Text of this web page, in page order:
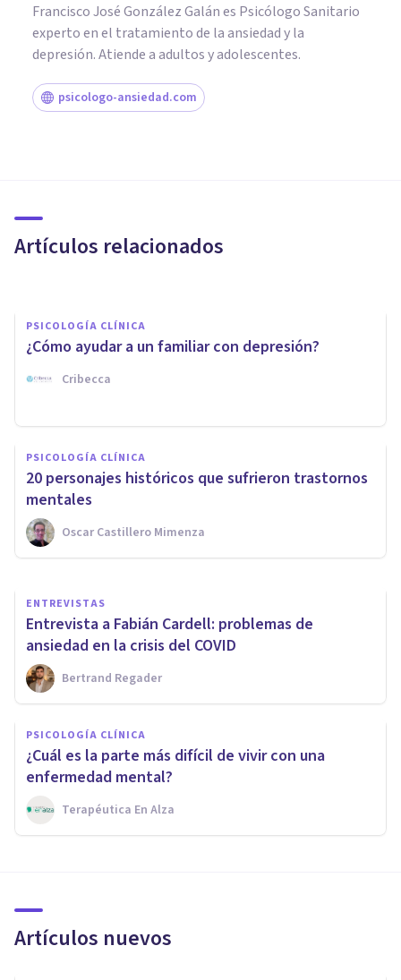
Francisco José González Galán es Psicólogo Sanitario
experto en el tratamiento de la ansiedad y la
depresión. Atiende a adultos y adolescentes.
psicologo-ansiedad.com
Artículos relacionados
y la Disforia de Género
PSICOLOGÍA CLÍNICA
¿Cómo ayudar a un familiar con depresión?
Cribecca
PSICOLOGÍA CLÍNICA
20 personajes históricos que sufrieron trastornos
mentales
Oscar Castillero Mimenza
¿Cómo abordar los Problemas
de Salud Mental?
Mentalia Salud
ENTREVISTAS
Entrevista a Fabián Cardell: problemas de
ansiedad en la crisis del COVID
Bertrand Regader
PSICOLOGÍA CLÍNICA
¿Cuál es la parte más difícil de vivir con una
enfermedad mental?
Terapéutica En Alza
Artículos nuevos